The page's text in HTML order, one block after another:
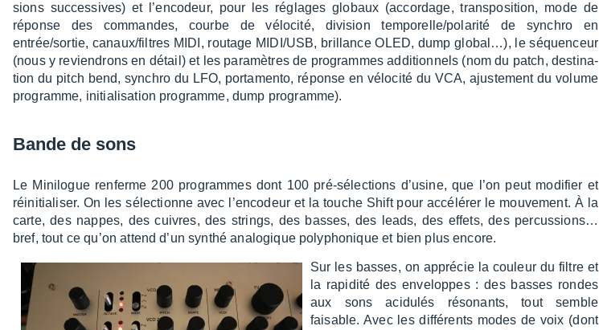
sions succes­sives) et l’en­co­deur, pour les réglages globaux (accor­dage, trans­po­si­tion, mode de
réponse des commandes, courbe de vélo­cité, divi­sion tempo­relle/pola­rité de synchro en
entrée/sortie, canaux/filtres MIDI, routage MIDI/USB, brillance OLED, dump global…), le séquen­ceur
(nous y revien­drons en détail) et les para­mètres de programmes addi­tion­nels (nom du patch, desti­na­
tion du pitch bend, synchro du LFO, porta­mento, réponse en vélo­cité du VCA, ajus­te­ment du volume
programme, initia­li­sa­tion programme, dump programme).
Bande de sons
Le Mini­logue renferme 200 programmes dont 100 pré-sélec­tions d’usine, que l’on peut modi­fier et
réini­tia­li­ser. On les sélec­tionne avec l’en­co­deur et la touche Shift pour accé­lé­rer le mouve­ment. À la
carte, des nappes, des cuivres, des strings, des basses, des leads, des effets, des percus­sions…
bref, tout ce qu’on attend d’un synthé analo­gique poly­pho­nique et bien plus encore.
Sur les basses, on appré­cie la couleur du filtre et
la rapi­dité des enve­loppes : des basses rondes
aux sons acidu­lés réso­nants, tout semble
faisable. Avec les diffé­rents modes de voix (dont